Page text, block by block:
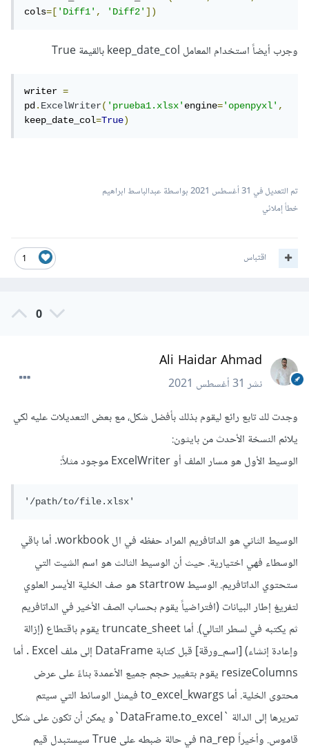
cols=['Diff1', 'Diff2'])
وجرب أيضاً استخدام المعامل keep_date_col بالقيمة True
writer =
pd.ExcelWriter('prueba1.xlsx'engine='openpyxl',
keep_date_col=True)
تم التعديل في 31 أغسطس 2021
بواسطة عبدالباسط ابراهيم
خطأ إملائي
1 اقتباس
0
Ali Haidar Ahmad
نشر31 أغسطس 2021
وجدت لك تابع رائع ليقوم بذلك بأفضل شكل، مع بعض التعديلات عليه لكي
يلائم النسخة الأحدث من بايثون:
الوسيط الأول هو مسار الملف أو ExcelWriter موجود مثلاً:
'/path/to/file.xlsx'
الوسيط الثاني هو الداتافريم المراد حفظه في ال workbook. أما باقي
الوسطاء فهي اختيارية. حيث أن الوسيط الثالث هو اسم الشيت التي
ستحتوي الداتافريم. الوسيط startrow هو صف الخلية الأيسر العلوي
لتفريغ إطار البيانات (افتراضياً يقوم بحساب الصف الأخير في الداتافريم
ثم يكتبه في لسطر التالي). أما truncate_sheet يقوم باقتطاع (إزالة
وإعادة إنشاء) [اسم_ورقة] قبل كتابة DataFrame إلى ملف Excel . أما
resizeColumns يقوم بتغيير حجم جميع الأعمدة بناءً على عرض
محتوى الخلية. أما to_excel_kwargs فيمثل الوسائط التي سيتم
تمريرها إلى الدالة `DataFrame.to_excel`و يمكن أن تكون على شكل
قاموس. وأخيراً na_rep في حالة ضبطه على True سيستبدل قيم